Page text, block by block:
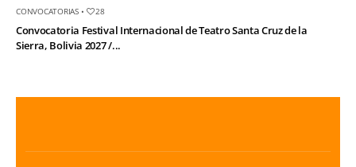
CONVOCATORIAS• 28
Convocatoria Festival Internacional de Teatro Santa Cruz de la
Sierra, Bolivia 2027 /...